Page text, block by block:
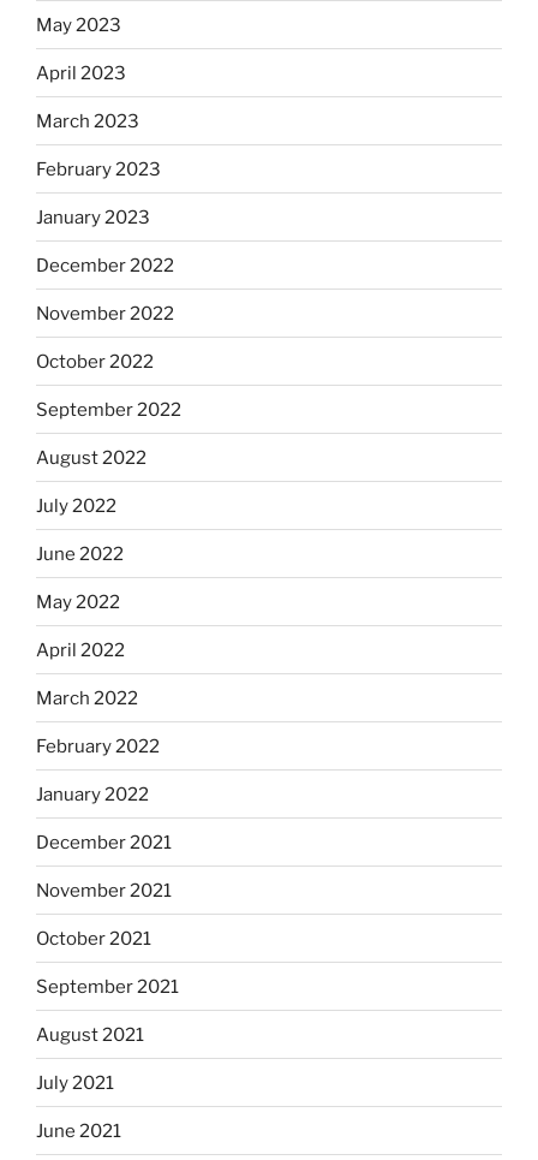
May 2023
April 2023
March 2023
February 2023
January 2023
December 2022
November 2022
October 2022
September 2022
August 2022
July 2022
June 2022
May 2022
April 2022
March 2022
February 2022
January 2022
December 2021
November 2021
October 2021
September 2021
August 2021
July 2021
June 2021